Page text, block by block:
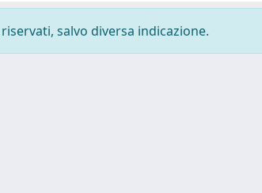
salvo diversa indicazione.